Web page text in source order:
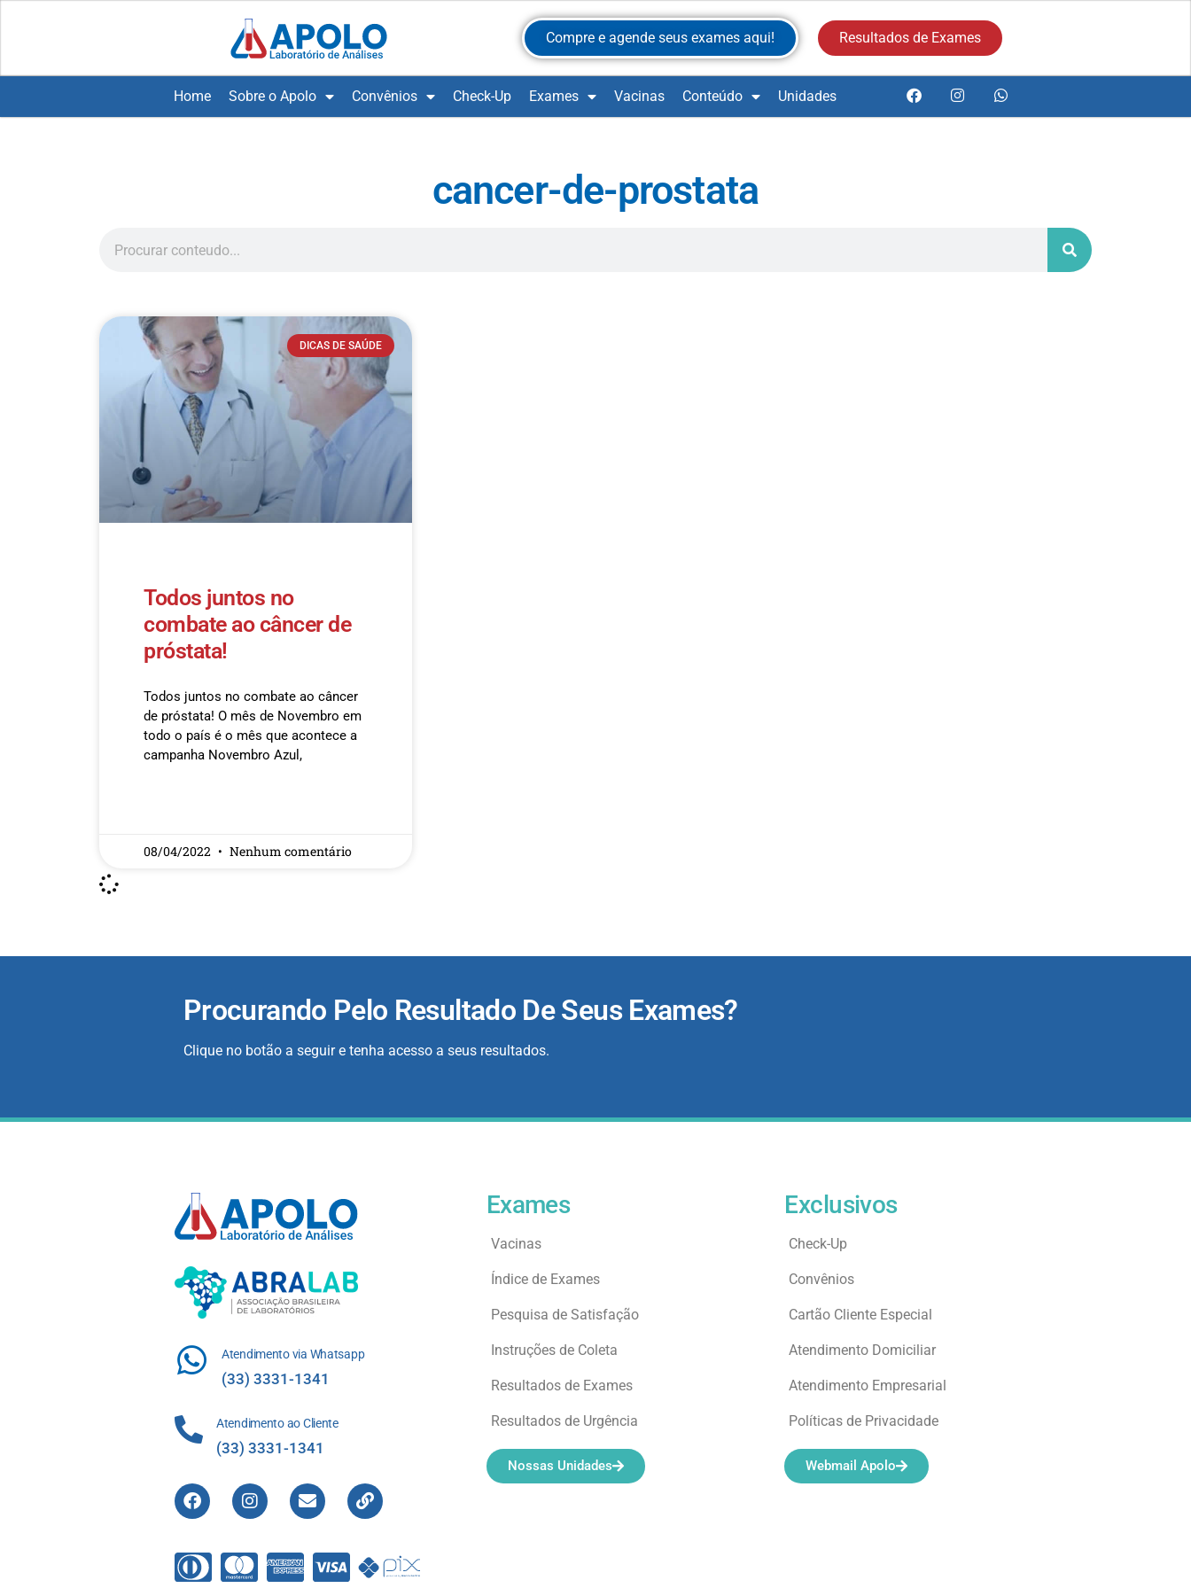
Compre e agende seus exames aqui! Resultados de Exames
Home Sobre o Apolo Convênios Check-Up Exames Vacinas Conteúdo Unidades
cancer-de-prostata
DICAS DE SAÚDE
Todos juntos no
combate ao câncer de
próstata!
Todos juntos no combate ao câncer
de próstata! O mês de Novembro em
todo o país é o mês que acontece a
campanha Novembro Azul,
08/04/2022 Nenhum comentário
Procurando Pelo Resultado De Seus Exames?
Clique no botão a seguir e tenha acesso a seus resultados.
Atendimento via Whatsapp
(33) 3331-1341
Atendimento ao Cliente
(33) 3331-1341
Exames
Vacinas
Índice de Exames
Pesquisa de Satisfação
Instruções de Coleta
Resultados de Exames
Resultados de Urgência
Nossas Unidades
Exclusivos
Check-Up
Convênios
Cartão Cliente Especial
Atendimento Domiciliar
Atendimento Empresarial
Políticas de Privacidade
Webmail Apolo